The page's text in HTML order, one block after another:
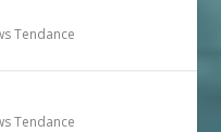
Tendance
Tendance